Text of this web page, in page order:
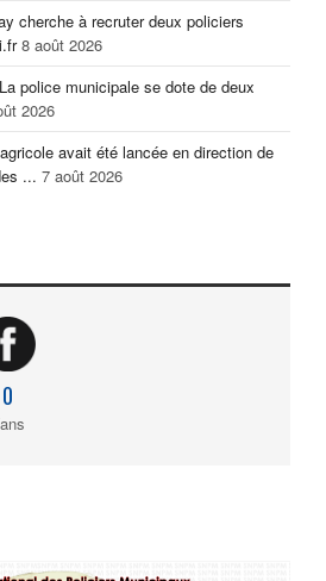
cherche à recruter deux policiers
8 août 2026
police municipale se dote de deux
2026
avait été lancée en direction de
... 7 août 2026
0